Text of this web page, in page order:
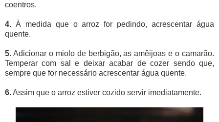
coentros.
4. À medida que o arroz for pedindo, acrescentar água
quente.
5. Adicionar o miolo de berbigão, as amêijoas e o camarão.
Temperar com sal e deixar acabar de cozer sendo que,
sempre que for necessário acrescentar água quente.
6.Assim que o arroz estiver cozido servir imediatamente.